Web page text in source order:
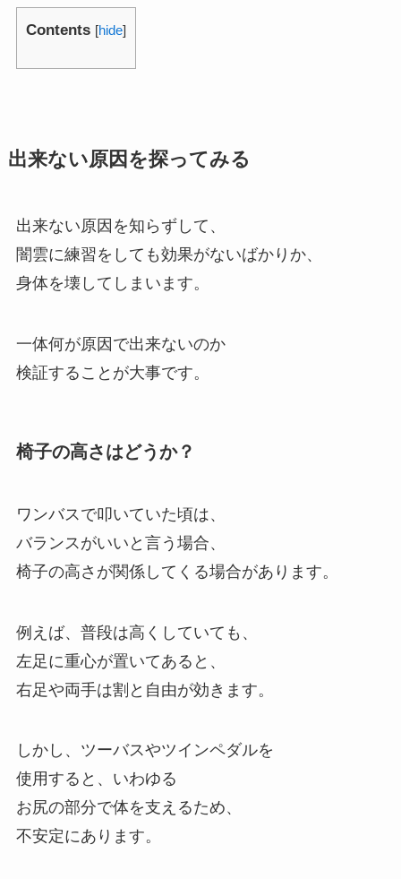
Contents [hide]
出来ない原因を探ってみる
出来ない原因を知らずして、
闇雲に練習をしても効果がないばかりか、
身体を壊してしまいます。
一体何が原因で出来ないのか
検証することが大事です。
椅子の高さはどうか？
ワンバスで叩いていた頃は、
バランスがいいと言う場合、
椅子の高さが関係してくる場合があります。
例えば、普段は高くしていても、
左足に重心が置いてあると、
右足や両手は割と自由が効きます。
しかし、ツーバスやツインペダルを
使用すると、いわゆる
お尻の部分で体を支えるため、
不安定にあります。